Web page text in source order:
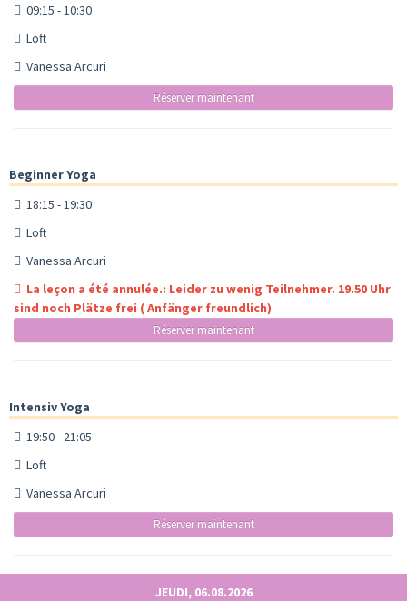
09:15 - 10:30
Loft
Vanessa Arcuri
Réserver maintenant
Beginner Yoga
18:15 - 19:30
Loft
Vanessa Arcuri
La leçon a été annulée.: Leider zu wenig Teilnehmer. 19.50 Uhr
sind noch Plätze frei ( Anfänger freundlich)
Réserver maintenant
Intensiv Yoga
19:50 - 21:05
Loft
Vanessa Arcuri
Réserver maintenant
JEUDI, 06.08.2026